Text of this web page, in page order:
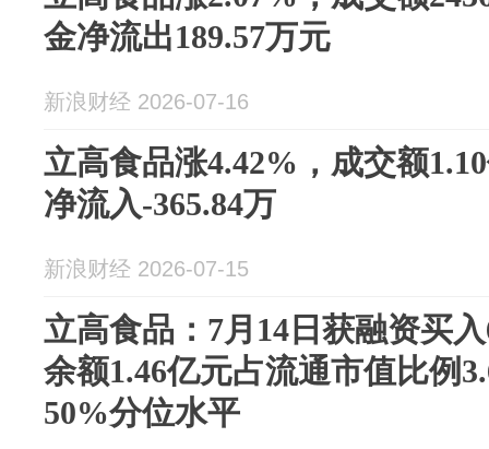
金净流出189.57万元
新浪财经 2026-07-16
立高食品涨4.42%，成交额
净流入-365.84万
新浪财经 2026-07-15
立高食品：7月14日获融资买
余额1.46亿元占流通市值比例
50%分位水平